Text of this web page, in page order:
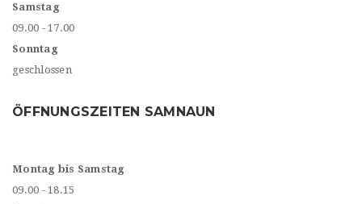
Samstag
09.00 - 17.00
Sonntag
geschlossen
ÖFFNUNGSZEITEN SAMNAUN
Montag bis Samstag
09.00 - 18.15